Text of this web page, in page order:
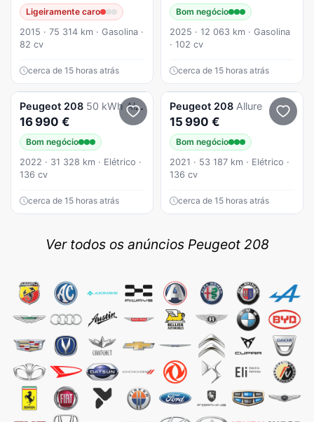
Ligeiramente caro
2015 · 75 314 km · Gasolina ·
82 cv
cerca de 15 horas atrás
Bom negócio
2025 · 12 063 km · Gasolina
· 102 cv
cerca de 15 horas atrás
Peugeot 208 50 kWh Allure
16 990 €
Bom negócio
2022 · 31 328 km · Elétrico ·
136 cv
cerca de 15 horas atrás
Peugeot 208 Allure
15 990 €
Bom negócio
2021 · 53 187 km · Elétrico ·
136 cv
cerca de 15 horas atrás
Ver todos os anúncios Peugeot 208